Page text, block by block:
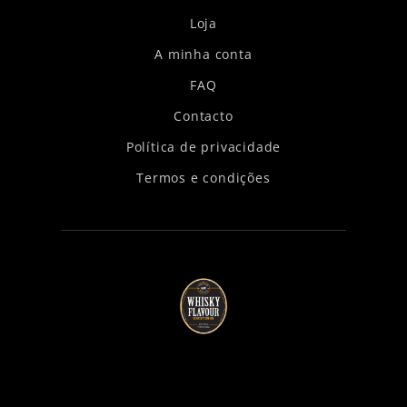
Loja
A minha conta
FAQ
Contacto
Política de privacidade
Termos e condições